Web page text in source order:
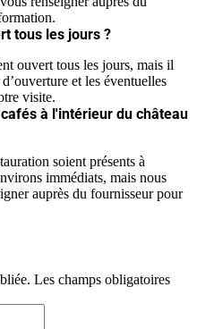
tous les jours ?
ouvert tous les jours, mais il
et les éventuelles
visite.
à l'intérieur du château
soient présents à
immédiats, mais nous
auprès du fournisseur pour
Les champs obligatoires